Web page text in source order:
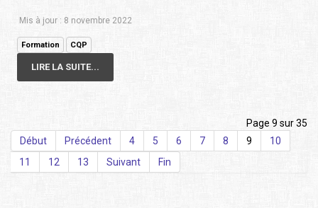
Mis à jour : 8 novembre 2022
Formation CQP
LIRE LA SUITE...
Page 9 sur 35
Début
Précédent 4 5 6 7 8 9
10
11
12 13 Suivant Fin